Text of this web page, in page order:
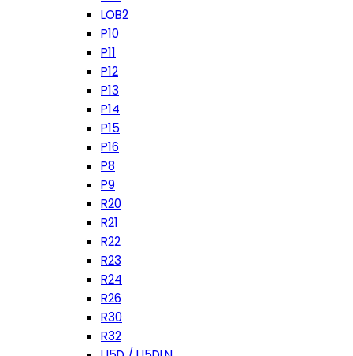
LOB2
P10
P11
P12
P13
P14
P15
P16
P8
P9
R20
R21
R22
R23
R24
R26
R30
R32